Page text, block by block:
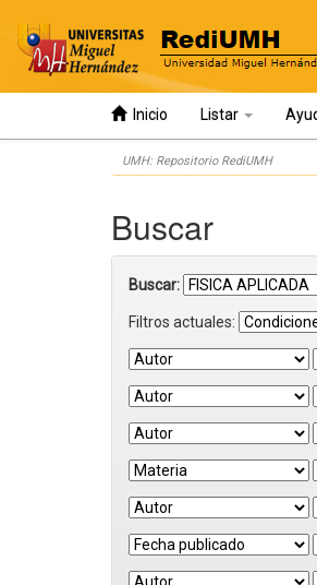
Inicio Listar
UMH: Repositorio RediUMH
Buscar
Buscar:
Filtros actuales: